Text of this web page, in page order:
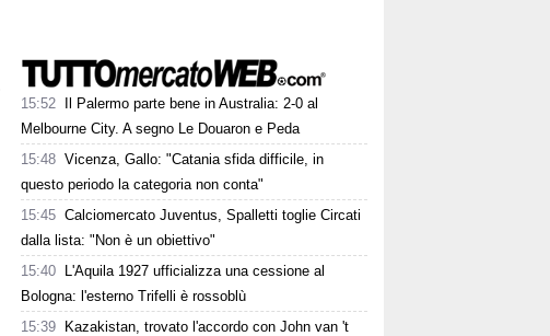
15:52
Il Palermo parte bene in Australia: 2-0 al
Melbourne City. A segno Le Douaron e Peda
15:48 Vicenza, Gallo: "Catania sfida difficile, in
questo periodo la categoria non conta"
15:45 Calciomercato Juventus, Spalletti toglie Circati
dalla lista: "Non è un obiettivo"
15:40
L'Aquila 1927 ufficializza una cessione al
Bologna: l'esterno Trifelli è rossoblù
15:39
Kazakistan, trovato l'accordo con John van 't